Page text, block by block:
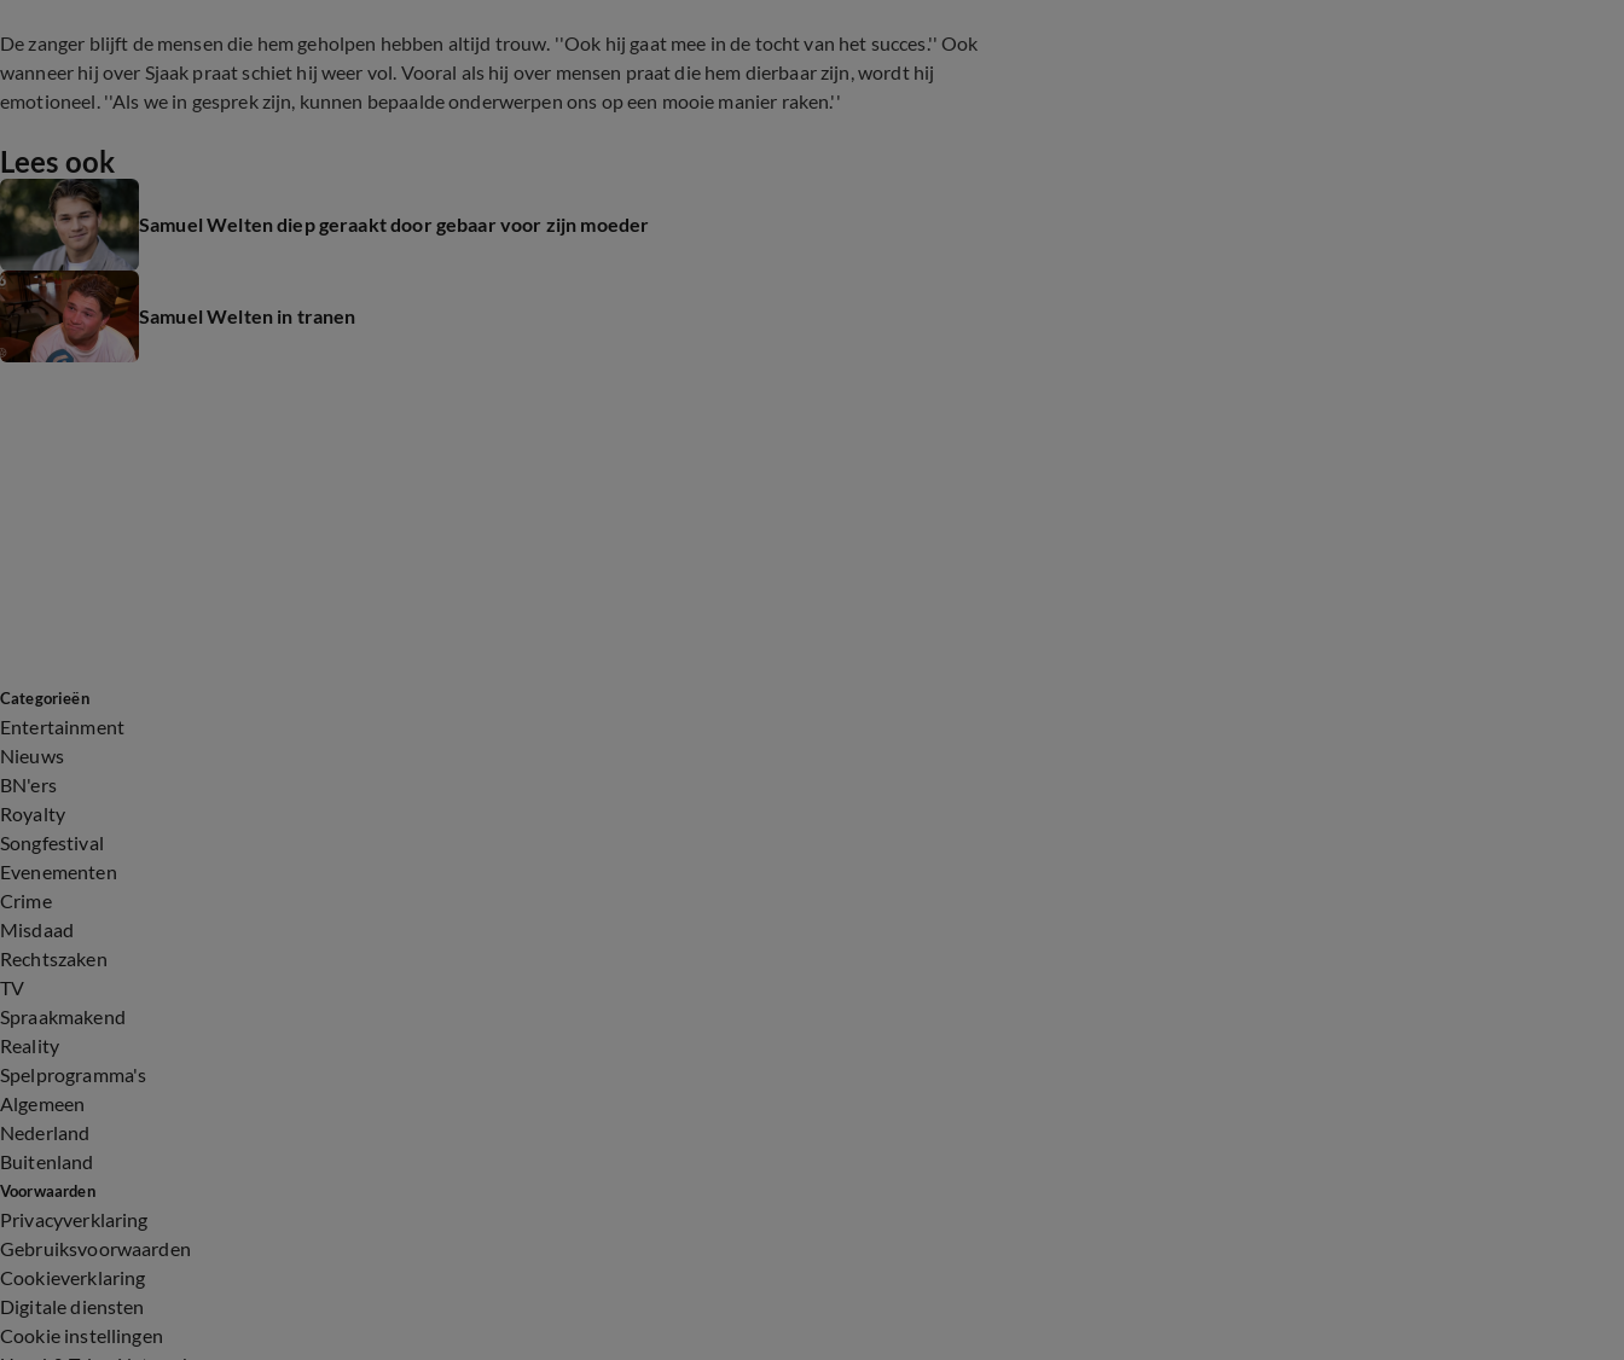
De zanger blijft de mensen die hem geholpen hebben altijd trouw. ''Ook hij gaat mee in de tocht van het succes.'' Ook
wanneer hij over Sjaak praat schiet hij weer vol. Vooral als hij over mensen praat die hem dierbaar zijn, wordt hij
emotioneel. ''Als we in gesprek zijn, kunnen bepaalde onderwerpen ons op een mooie manier raken.''
Lees ook
Samuel Welten diep geraakt door gebaar voor zijn moeder
Samuel Welten in tranen
Categorieën
Entertainment
Nieuws
BN'ers
Royalty
Songfestival
Evenementen
Crime
Misdaad
Rechtszaken
TV
Spraakmakend
Reality
Spelprogramma's
Algemeen
Nederland
Buitenland
Voorwaarden
Privacyverklaring
Gebruiksvoorwaarden
Cookieverklaring
Digitale diensten
Cookie instellingen